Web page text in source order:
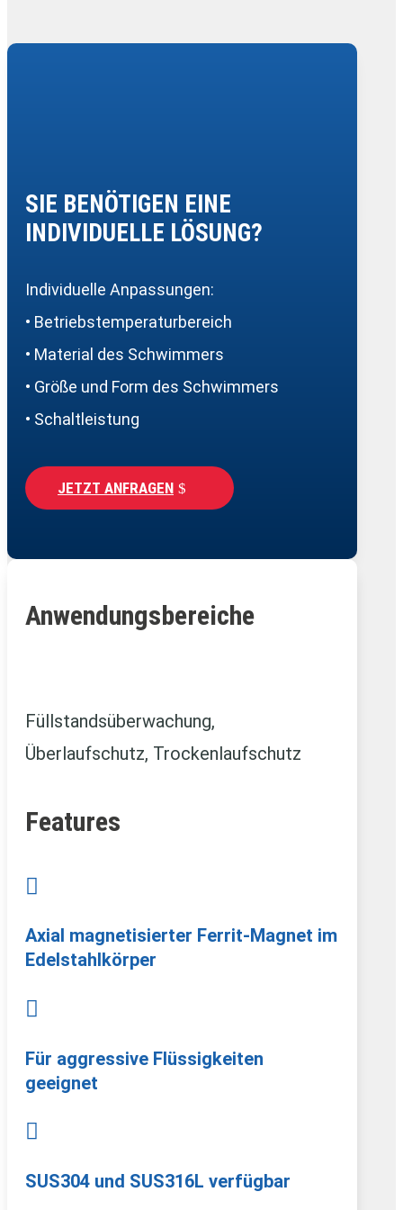
SIE BENÖTIGEN EINE
INDIVIDUELLE LÖSUNG?
Individuelle Anpassungen:
• Betriebstemperaturbereich
• Material des Schwimmers
• Größe und Form des Schwimmers
• Schaltleistung
JETZT ANFRAGEN
Anwendungsbereiche
Füllstandsüberwachung,
Überlaufschutz, Trockenlaufschutz
Features

Axial magnetisierter Ferrit-Magnet im
Edelstahlkörper

Für aggressive Flüssigkeiten
geeignet

SUS304 und SUS316L verfügbar